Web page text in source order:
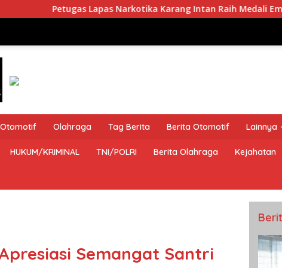
Narkotika Karang Intan Raih Medali Emas Kejurda Karate
Otomotif Olahraga Tag Berita Berita Otomotif Lainnya
HUKUM/KRIMINAL TNI/POLRI Berita Olahraga Kejahatan
Semangat Santri